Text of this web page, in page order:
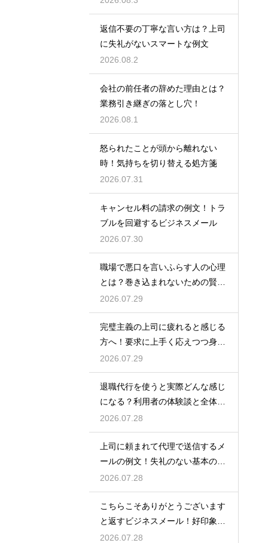
返信不要の丁寧な言い方は？上司
に失礼がないスマートな例文
2026.08.2
会社の前任者の辞めた理由とは？
業務引き継ぎの落とし穴！
2026.08.1
怒られたことが頭から離れない
時！気持ちを切り替える処方箋
2026.07.31
キャンセル料の請求の例文！トラ
ブルを回避するビジネスメール
2026.07.30
職場で悪口を言いふらす人の心理
とは？巻き込まれないための賢い
対処法
2026.07.29
完璧主義の上司に疲れると感じる
方へ！要求に上手く応えつつ身を
守る方法
2026.07.29
退職代行を使うと実際どんな感じ
になる？利用者の体験談と全体の
流れ
2026.07.28
上司に頼まれて代理で送信するメ
ールの例文！失礼のない基本の書
き方
2026.07.28
こちらこそありがとうございます
と返すビジネスメール！好印象な
例文
2026.07.28